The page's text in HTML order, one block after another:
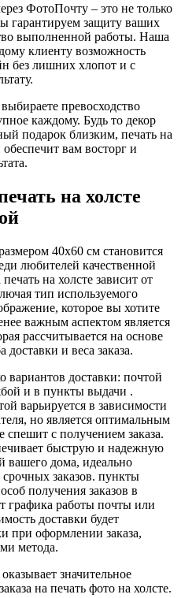
ФотоПочту – это не только
гарантируем защиту ваших
выполненной работы. Наша
клиенту возможность
без лишних хлопот и с
превосходство
каждому. Будь то декор
подарок близким, печать на
обеспечит вам восторг и
на холсте
40х60 см становится
любителей качественной
на холсте зависит от
тип используемого
которое вы хотите
важным аспектом является
рассчитывается на основе
и веса заказа.
вариантов доставки: почтой
и в пункты выдачи .
варьируется в зависимости
но является оптимальным
спешит с получением заказа.
быструю и надежную
вашего дома, идеально
заказов. пункты
получения заказов в
графика работы почты или
доставки будет
при оформлении заказа,
метода.
значительное
на печать фото на холсте.